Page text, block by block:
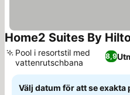
Home2 Suites By
8,9
Pool i resortstil med
vattenrutschbana
Välj datum för att se exakta